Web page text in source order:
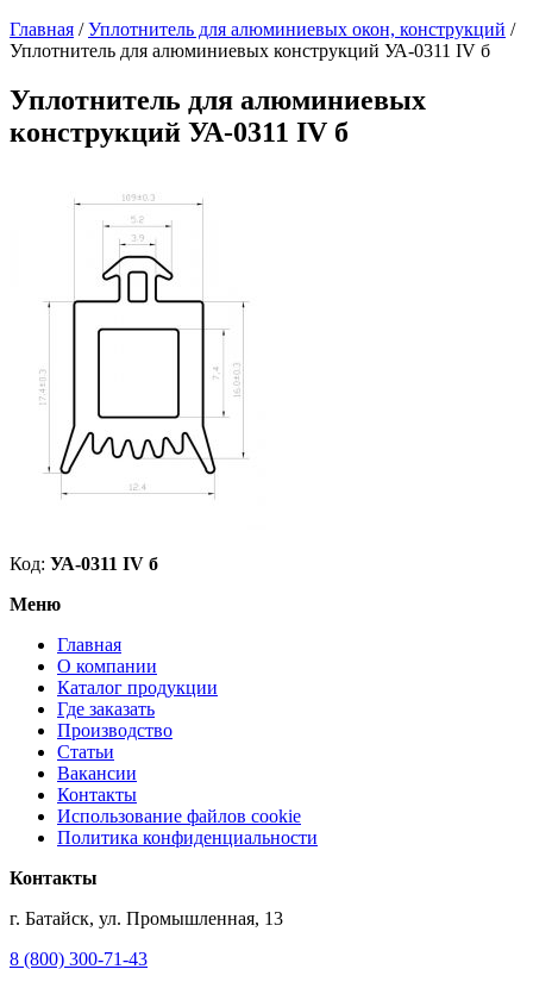
Главная /Уплотнитель для алюминиевых окон, конструкций /
Уплотнитель для алюминиевых конструкций УА-0311 IV б
Уплотнитель для алюминиевых
конструкций УА-0311 IV б
Код: УА-0311 IV б
Меню
Главная
О компании
Каталог продукции
Где заказать
Производство
Статьи
Вакансии
Контакты
Использование файлов cookie
Политика конфиденциальности
Контакты
г. Батайск, ул. Промышленная, 13
8 (800) 300-71-43